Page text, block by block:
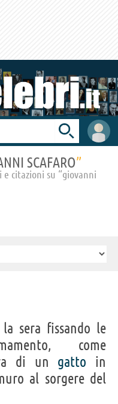
User
area
Toggle
search
bar
SCAFARO”
citazioni su “giovanni
la sera fissando le
come
di un gatto in
al sorgere del